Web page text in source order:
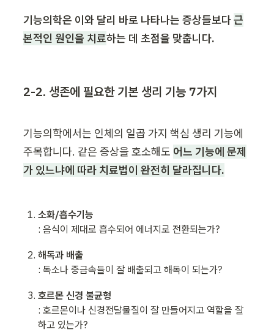
기능의학은 이와 달리 바로 나타나는 증상들보다 근
본적인 원인을 치료하는 데 초점을 맞춥니다.
2-2. 생존에 필요한 기본 생리 기능 7가지
기능의학에서는 인체의 일곱 가지 핵심 생리 기능에
주목합니다. 같은 증상을 호소해도 어느 기능에 문제
가 있느냐에 따라 치료법이 완전히 달라집니다.
소화/흡수기능
: 음식이 제대로 흡수되어 에너지로 전환되는가?
해독과 배출
: 독소나 중금속들이 잘 배출되고 해독이 되는가?
호르몬 신경 불균형
: 호르몬이나 신경전달물질이 잘 만들어지고 역할을 잘
하고 있는가?